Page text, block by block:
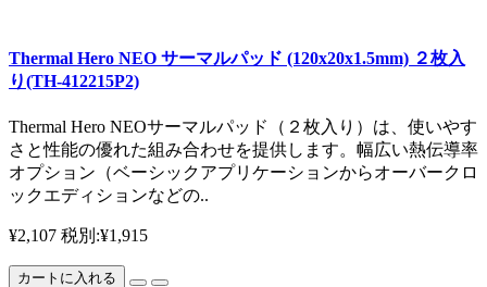
Thermal Hero NEO サーマルパッド (120x20x1.5mm) ２枚入
り(TH-412215P2)
Thermal Hero NEOサーマルパッド（２枚入り）は、使いやす
さと性能の優れた組み合わせを提供します。幅広い熱伝導率
オプション（ベーシックアプリケーションからオーバークロ
ックエディションなどの..
¥2,107 税別:¥1,915
カートに入れる